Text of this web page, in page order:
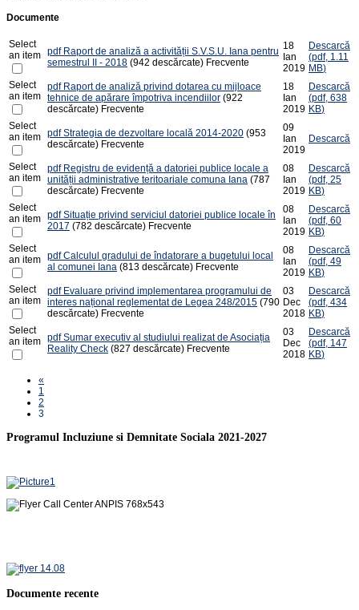
Documente
Select
an item pdf Raport de analiză a activității S.V.S.U. Iana pentru
semestrul II - 2018 (942 descărcate) Frecvente
18
Ian
2019
Descarcă
(pdf, 1.11
MB)
Select
an item
pdf Raport de analiză privind dotarea cu mijloace
tehnice de apărare împotriva incendiilor (922
descărcate) Frecvente
18
Ian
2019
Descarcă
(pdf, 638
KB)
Select
an item pdf Strategia de dezvoltare locală 2014-2020 (953
descărcate) Frecvente
09
Ian
2019
Descarcă
Select
an item
pdf Registru de evidență a datoriei publice locale a
unității administrative teritoariale comuna Iana (787
descărcate) Frecvente
08
Ian
2019
Descarcă
(pdf, 25
KB)
Select
an item pdf Situație privind serviciul datoriei publice locale în
2017 (782 descărcate) Frecvente
08
Ian
2019
Descarcă
(pdf, 60
KB)
Select
an item pdf Calculul gradului de îndatorare a bugetului local
al comunei Iana (813 descărcate) Frecvente
08
Ian
2019
Descarcă
(pdf, 49
KB)
Select
an item
pdf Evaluare privind implementarea programului de
interes național reglementat de Legea 248/2015 (790
descărcate) Frecvente
03
Dec
2018
Descarcă
(pdf, 434
KB)
Select
an item pdf Sumar executiv al studiului realizat de Asociația
Reality Check (827 descărcate) Frecvente
03
Dec
2018
Descarcă
(pdf, 147
KB)
«
1
2
3
Programul Incluziune si Demnitate Sociala 2021-2027
Documente recente